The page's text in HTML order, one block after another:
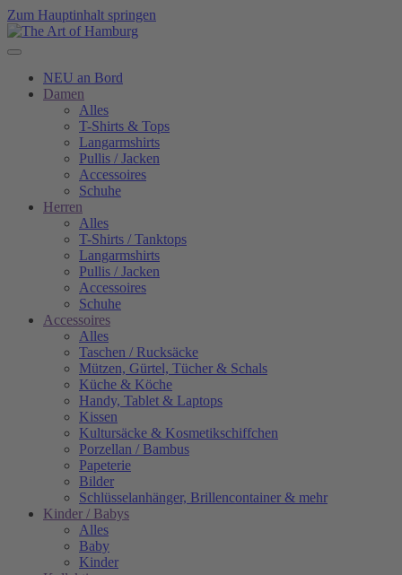
Zum Hauptinhalt springen
NEU an Bord
Damen
Alles
T-Shirts & Tops
Langarmshirts
Pullis / Jacken
Accessoires
Schuhe
Herren
Alles
T-Shirts / Tanktops
Langarmshirts
Pullis / Jacken
Accessoires
Schuhe
Accessoires
Alles
Taschen / Rucksäcke
Mützen, Gürtel, Tücher & Schals
Küche & Köche
Handy, Tablet & Laptops
Kissen
Kultursäcke & Kosmetikschiffchen
Porzellan / Bambus
Papeterie
Bilder
Schlüsselanhänger, Brillencontainer & mehr
Kinder / Babys
Alles
Baby
Kinder